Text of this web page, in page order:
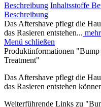
Beschreibung Inhaltsstoffe
Beschreibung
Das Aftershave pflegt die
das Rasieren entstehen... mehr
Menü schließen
Produktinformationen
Treatment"
Das Aftershave pflegt die
das Rasieren entstehen
Weiterführende Links zu